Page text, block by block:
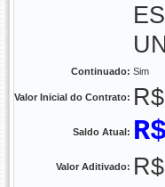
Continuado: Sim
Valor Inicial do Contrato:
Saldo Atual:
Valor Aditivado: